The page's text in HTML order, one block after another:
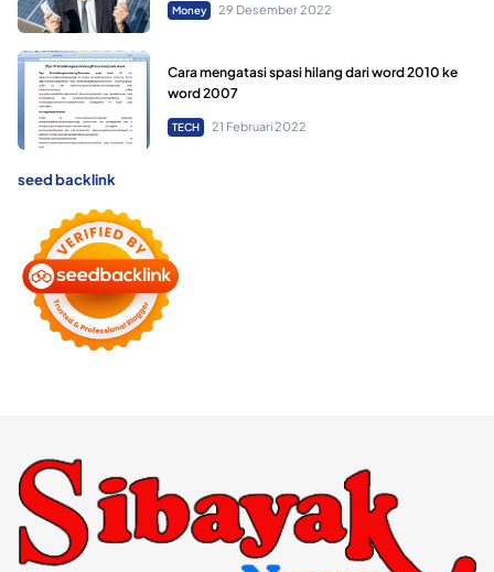
Money 29 Desember 2022
Cara mengatasi spasi hilang dari word 2010 ke
word 2007
TECH 21 Februari 2022
seed backlink